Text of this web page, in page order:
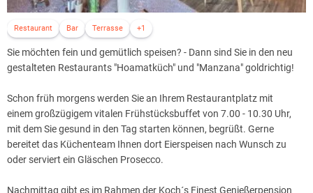
Wer sich und seinem Körper etwas Gutes tun möchte, ist hier genau
richtig.
Sanfte Berührungen und hochwertige Treatments sorgen für pure
Das MELA-SPA steht für Individualität, Ruhe, Erholung,
Entschleunigung sowie Leidenschaft für die Schönheit.
Mit hochwertigen Produkten aus dem Hause Sofri energy cosmetics
Restaurant Bar Terrasse +1
Sie möchten fein und gemütlich speisen? - Dann sind Sie in den neu
gestalteten Restaurants "Hoamatküch" und "Manzana" goldrichtig!
Schon früh morgens werden Sie an Ihrem Restaurantplatz mit
einem großzügigem vitalen Frühstücksbuffet von 7.00 - 10.30 Uhr,
mit dem Sie gesund in den Tag starten können, begrüßt. Gerne
bereitet das Küchenteam Ihnen dort Eierspeisen nach Wunsch zu
oder serviert ein Gläschen Prosecco.
Nachmittag gibt es im Rahmen der Koch´s Finest Genießerpension